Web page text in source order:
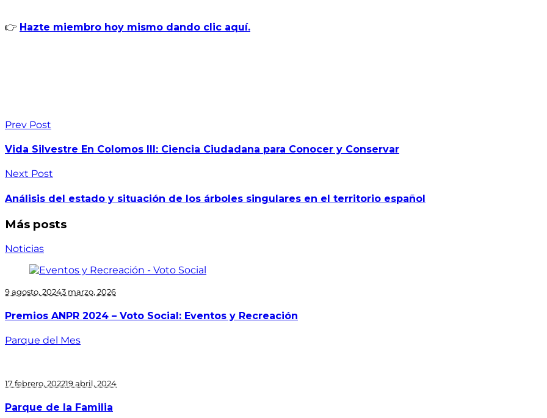
👉 Hazte miembro hoy mismo dando clic aquí.
Prev Post
Vida Silvestre En Colomos III: Ciencia Ciudadana para Conocer y Conservar
Next Post
Análisis del estado y situación de los árboles singulares en el territorio español
Más posts
Noticias
9 agosto, 20243 marzo, 2026
Premios ANPR 2024 – Voto Social: Eventos y Recreación
Parque del Mes
17 febrero, 202219 abril, 2024
Parque de la Familia